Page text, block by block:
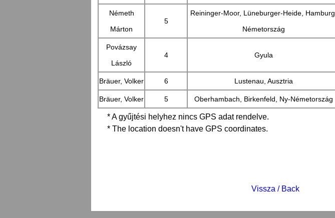
Németh
Márton
5
Reininger-Moor, Lüneburger-Heide, Hamburg.
Németország
Povázsay
László
4 Gyula
Bräuer, Volker 6 Lustenau, Ausztria
Bräuer, Volker 5 Oberhambach, Birkenfeld, Ny-Németország
* A gyűjtési helyhez nincs GPS adat rendelve.
* The location doesn't have GPS coordinates.
Vissza / Back